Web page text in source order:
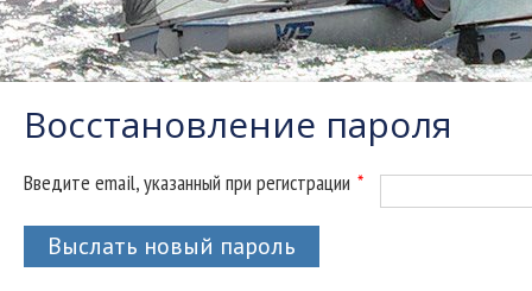
Восстановление пароля
Введите email, указанный при регистрации *
Выслать новый пароль